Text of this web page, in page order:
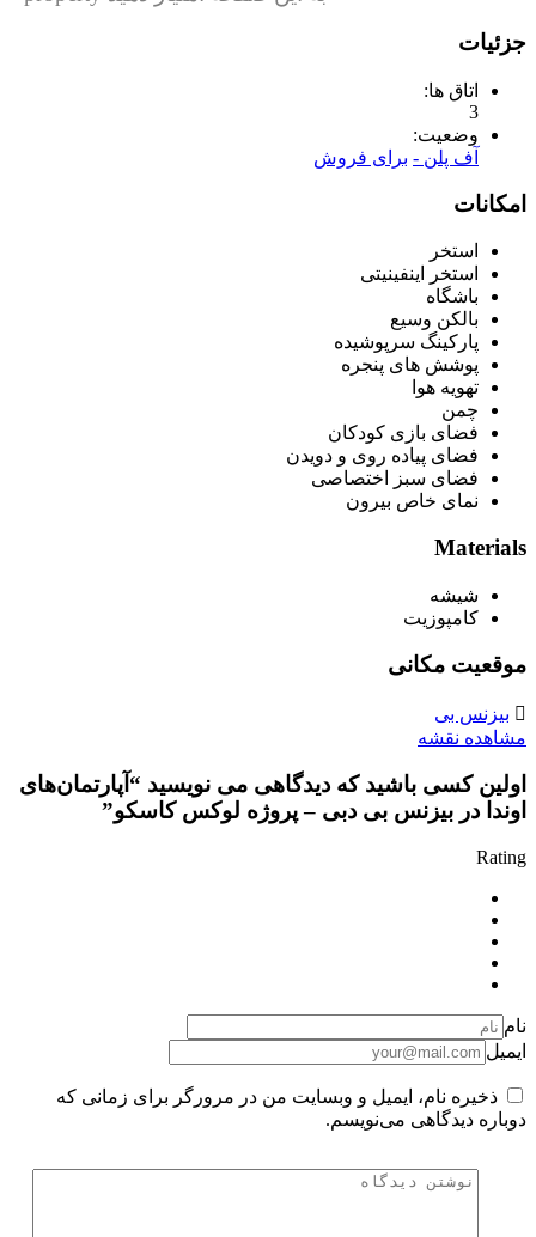
جزئیات
اتاق ها:
3
وضعیت:
آف پلن - برای فروش
امکانات
استخر
استخر اینفینیتی
باشگاه
بالکن وسیع
پارکینگ سرپوشیده
پوشش های پنجره
تهویه هوا
چمن
فضای بازی کودکان
فضای پیاده روی و دویدن
فضای سبز اختصاصی
نمای خاص بیرون
Materials
شیشه
کامپوزیت
موقعیت مکانی
بیزنس بی
مشاهده نقشه
اولین کسی باشید که دیدگاهی می نویسید “آپارتمان‌های
اوندا در بیزنس بی دبی – پروژه لوکس کاسکو”
Rating
نام
ایمیل
ذخیره نام، ایمیل و وبسایت من در مرورگر برای زمانی که
دوباره دیدگاهی می‌نویسم.